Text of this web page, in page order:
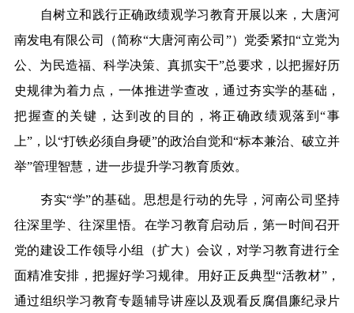
自树立和践行正确政绩观学习教育开展以来，大唐河
南发电有限公司（简称“大唐河南公司”）党委紧扣“立党为
公、为民造福、科学决策、真抓实干”总要求，以把握好历
史规律为着力点，一体推进学查改，通过夯实学的基础，
把握查的关键，达到改的目的，将正确政绩观落到“事
上”，以“打铁必须自身硬”的政治自觉和“标本兼治、破立并
举”管理智慧，进一步提升学习教育质效。
夯实“学”的基础。思想是行动的先导，河南公司坚持
往深里学、往深里悟。在学习教育启动后，第一时间召开
党的建设工作领导小组（扩大）会议，对学习教育进行全
面精准安排，把握好学习规律。用好正反典型“活教材”，
通过组织学习教育专题辅导讲座以及观看反腐倡廉纪录片